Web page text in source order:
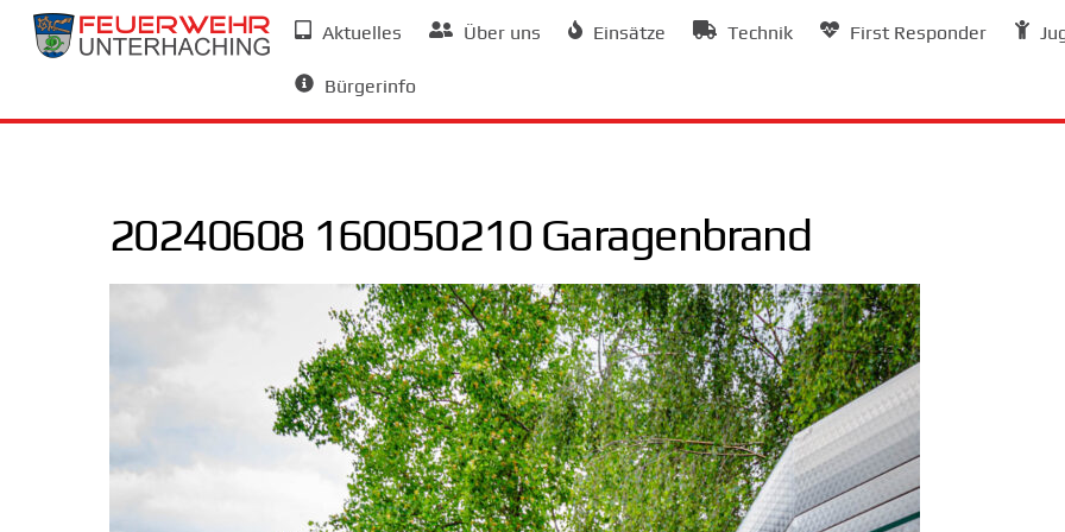
Skip
Aktuelles Über uns Einsätze Technik First Responder
Bürgerinfo
20240608 160050210 Garagenbrand